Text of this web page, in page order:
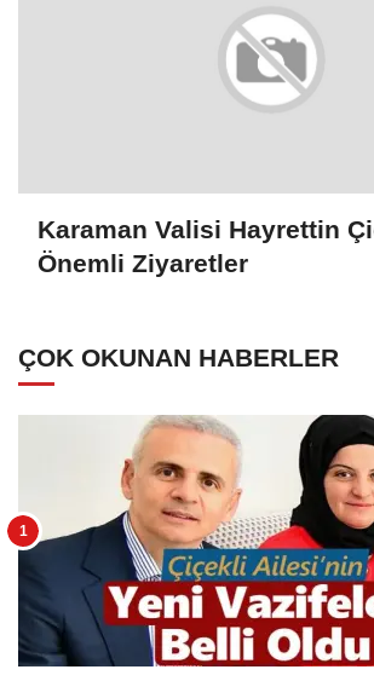
Karaman Valisi Hayrettin
Önemli Ziyaretler
ÇOK OKUNAN HABERLER